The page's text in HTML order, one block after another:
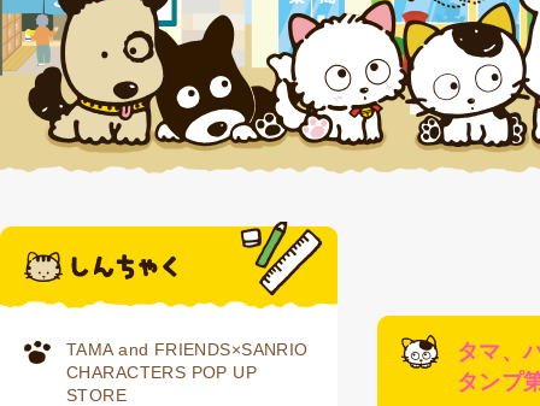
TAMA and FRIENDS×SANRIO
CHARACTERS POP UP
STORE
タマ、
タンプ